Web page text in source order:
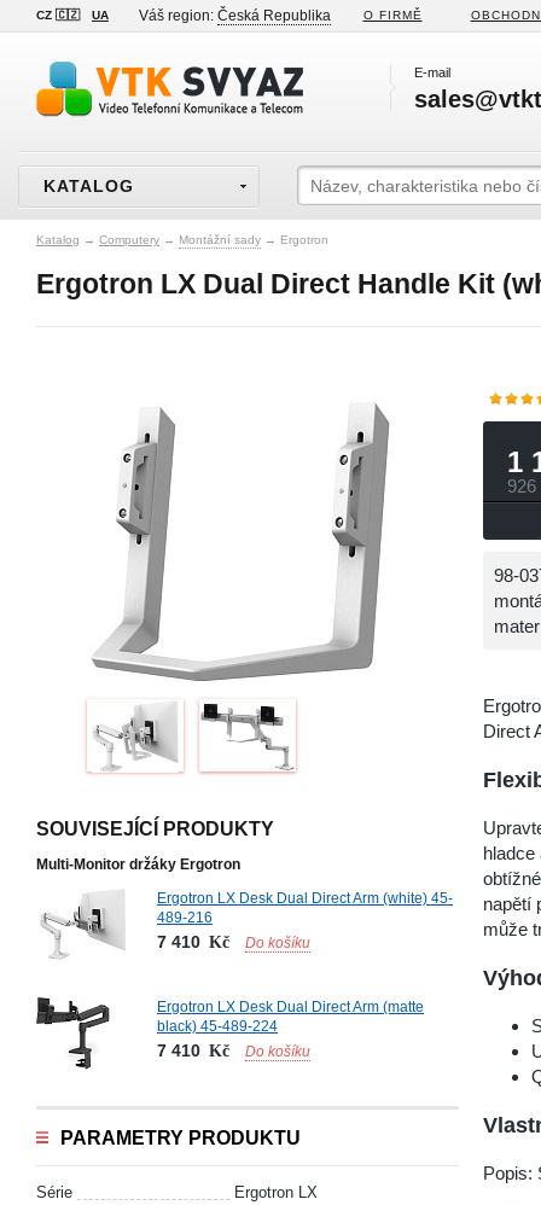
CZ 🇨🇿 UA Váš region: Česká Republika O FIRMĚ
E-mail
KATALOG
Katalog → Computery → Montážní sady → Ergotron
Ergotron LX Dual Direct Handle Kit
SOUVISEJÍCÍ PRODUKTY
Multi-Monitor držáky Ergotron
Ergotron LX Desk Dual Direct Arm (white) 45-
489-216
7 410 Kč Do košíku
Ergotron LX Desk Dual Direct Arm (matte
black) 45-489-224
7 410 Kč Do košíku
PARAMETRY PRODUKTU
Série Ergotron LX
1
98-
Direct
napětí
může
Popis: